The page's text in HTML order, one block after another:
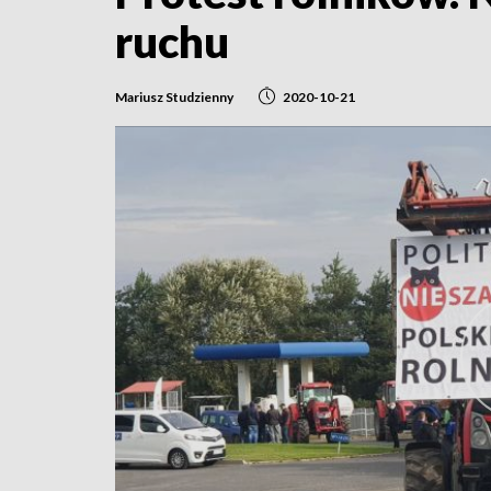
ruchu
Mariusz Studzienny 2020-10-21